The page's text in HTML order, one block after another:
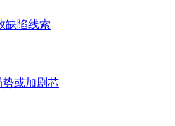
缺陷线索
势或加剧芯